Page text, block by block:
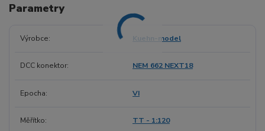
Parametry
Výrobce Kuehn-model
DCC konektor NEM 662 NEXT18
Epocha VI
Měřítko TT - 1:120